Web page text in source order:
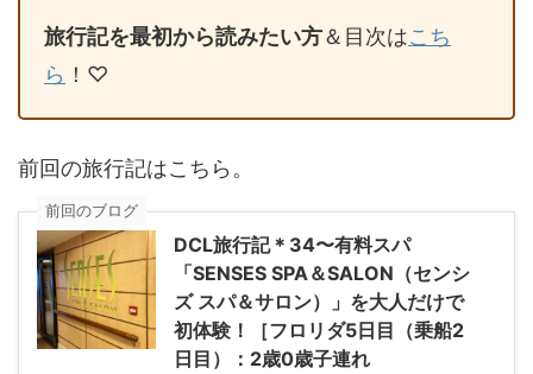
旅行記を最初から読みたい方＆目次はこち
ら ！♡
前回の旅行記はこちら。
前回のブログ
DCL旅行記＊34〜有料スパ
「SENSES SPA＆SALON（センシ
ズ スパ＆サロン）」を大人だけで
初体験！［フロリダ5日目（乗船2
日目）：2歳0歳子連れ